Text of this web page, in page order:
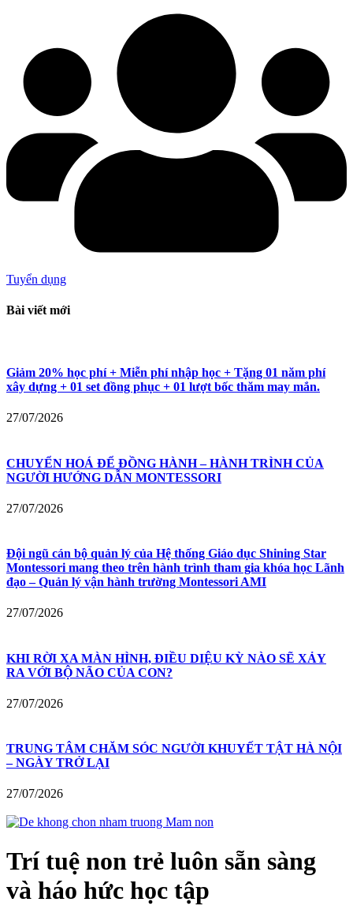
Tuyển dụng
Bài viết mới
Giảm 20% học phí + Miễn phí nhập học + Tặng 01 năm phí
xây dựng + 01 set đồng phục + 01 lượt bốc thăm may mắn.
27/07/2026
CHUYỂN HOÁ ĐỂ ĐỒNG HÀNH – HÀNH TRÌNH CỦA
NGƯỜI HƯỚNG DẪN MONTESSORI
27/07/2026
Đội ngũ cán bộ quản lý của Hệ thống Giáo dục Shining Star
Montessori mang theo trên hành trình tham gia khóa học Lãnh
đạo – Quản lý vận hành trường Montessori AMI
27/07/2026
KHI RỜI XA MÀN HÌNH, ĐIỀU DIỆU KỲ NÀO SẼ XẢY
RA VỚI BỘ NÃO CỦA CON?
27/07/2026
TRUNG TÂM CHĂM SÓC NGƯỜI KHUYẾT TẬT HÀ NỘI
– NGÀY TRỞ LẠI
27/07/2026
Trí tuệ non trẻ luôn sẵn sàng
và háo hức học tập